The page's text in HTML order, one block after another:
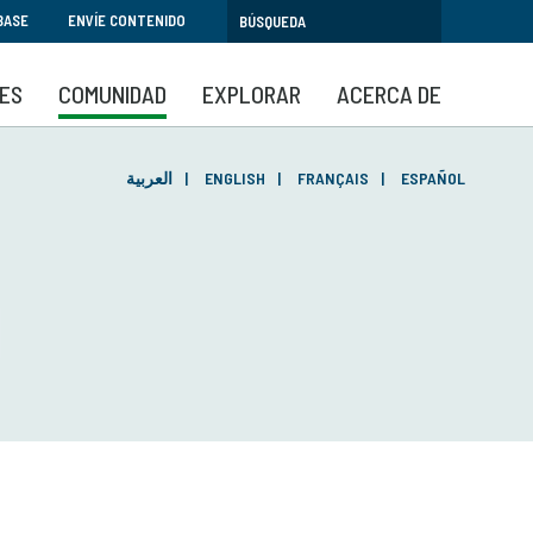
ENVÍE CONTENIDO
COMUNIDAD EXPLORAR ACERCA DE
العربية ENGLISH FRANÇAIS ESPAÑOL